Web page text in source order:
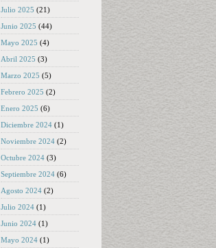
Julio 2025 (21)
Junio 2025 (44)
Mayo 2025 (4)
Abril 2025 (3)
Marzo 2025 (5)
Febrero 2025 (2)
Enero 2025 (6)
Diciembre 2024 (1)
Noviembre 2024 (2)
Octubre 2024 (3)
Septiembre 2024 (6)
Agosto 2024 (2)
Julio 2024 (1)
Junio 2024 (1)
Mayo 2024 (1)